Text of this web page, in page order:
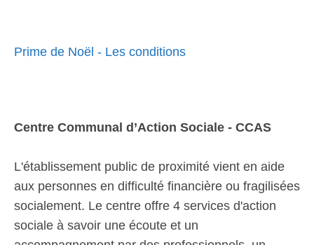
Prime de Noël - Les conditions
Centre Communal d’Action Sociale - CCAS
L'établissement public de proximité vient en aide
aux personnes en difficulté financière ou fragilisées
socialement. Le centre offre 4 services d'action
sociale à savoir une écoute et un